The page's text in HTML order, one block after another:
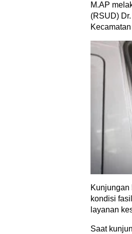
M.AP
(RSUD)
Kunjungan
kondisi
layanan
Saat